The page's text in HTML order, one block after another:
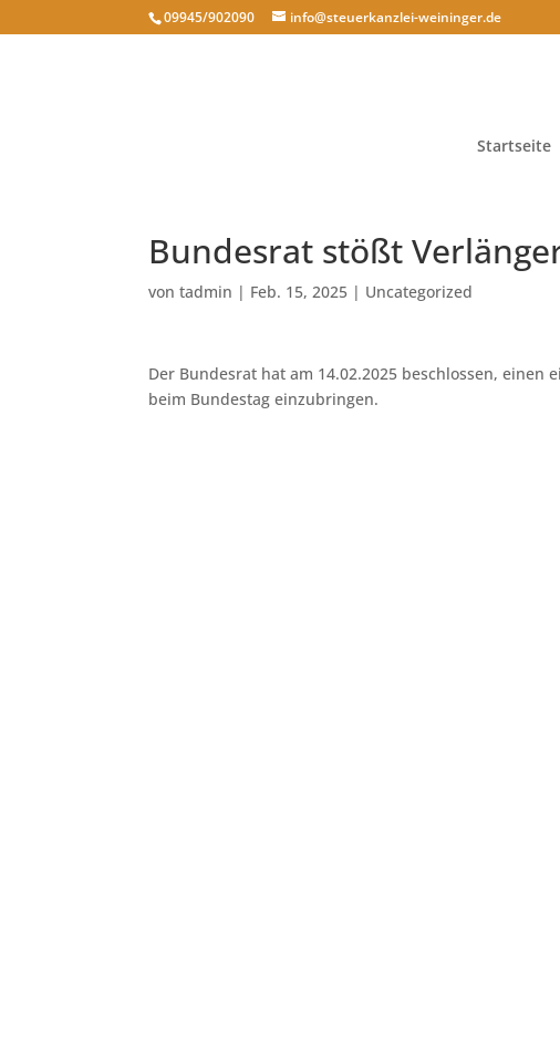
09945/902090 info@steuerkanzlei-weininger.de
Startseite
Bundesrat stößt
vontadmin | Feb. 15, 2025 | Uncategorized
Der Bundesrat hat am 14.02.2025 beschlossen,
beim Bundestag einzubringen.